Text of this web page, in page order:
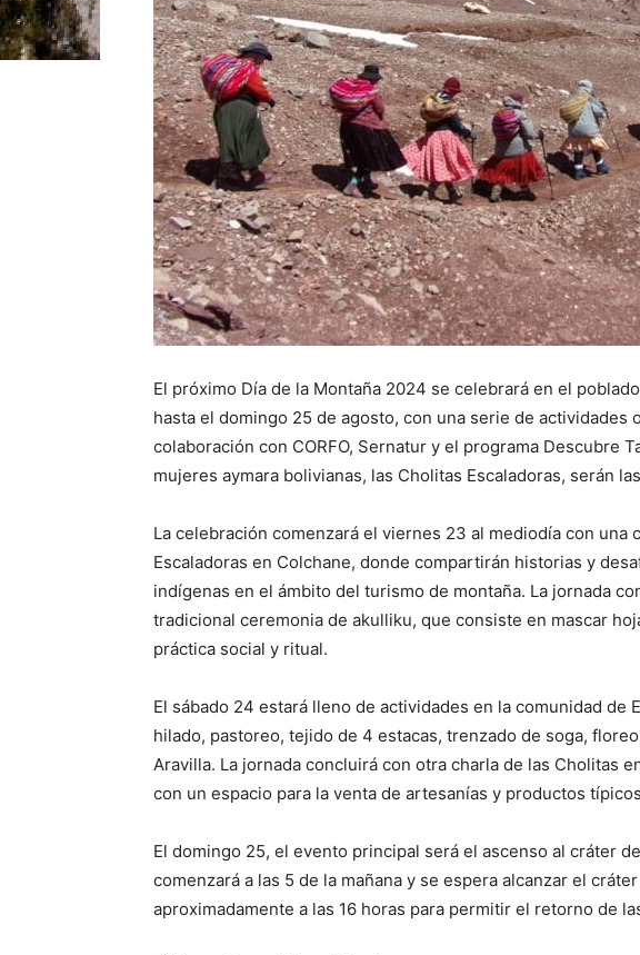
El próximo Día de la Montaña 2024 se celebrará en el
hasta el domingo 25 de agosto, con una serie de actividades
colaboración con CORFO, Sernatur y el programa Descubre
mujeres aymara bolivianas, las Cholitas Escaladoras, serán
La celebración comenzará el viernes 23 al mediodía con una
Escaladoras en Colchane, donde compartirán historias y
indígenas en el ámbito del turismo de montaña. La jornada
tradicional ceremonia de akulliku, que consiste en mascar
práctica social y ritual.
El sábado 24 estará lleno de actividades en la comunidad de
hilado, pastoreo, tejido de 4 estacas, trenzado de soga,
Aravilla. La jornada concluirá con otra charla de las Cholitas
con un espacio para la venta de artesanías y productos
El domingo 25, el evento principal será el ascenso al cráter
comenzará a las 5 de la mañana y se espera alcanzar el
aproximadamente a las 16 horas para permitir el retorno de